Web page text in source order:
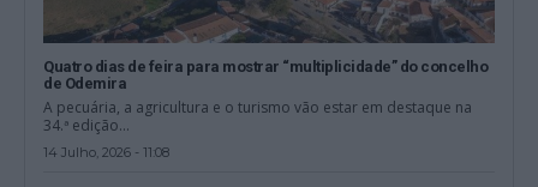
Quatro dias de feira para mostrar “multiplicidade” do concelho
de Odemira
A pecuária, a agricultura e o turismo vão estar em destaque na
34.ª edição...
14 Julho, 2026 - 11:08